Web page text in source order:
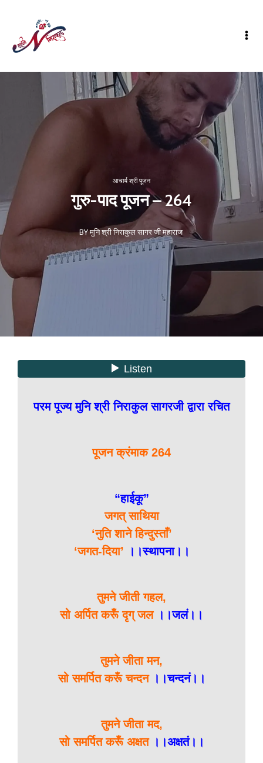
आचार्य श्री पूजन
गुरु-पाद पूजन – 264
BY मुनि श्री निराकुल सागर जी महाराज
परम पूज्य मुनि श्री निराकुल सागरजी द्वारा रचित
पूजन क्रंमाक 264
“हाईकू”
जगत् साथिया
‘नुति शाने हिन्दुस्ताँ’
‘जगत-दिया’
।।स्थापना।।
तुमने जीती गहल,
सो अर्पित करूँ दृग् जल ।।जलं।।
तुमने जीता मन,
सो समर्पित करूँ चन्दन ।।चन्दनं।।
तुमने जीता मद,
सो समर्पित करूँ अक्षत।।अक्षतं।।